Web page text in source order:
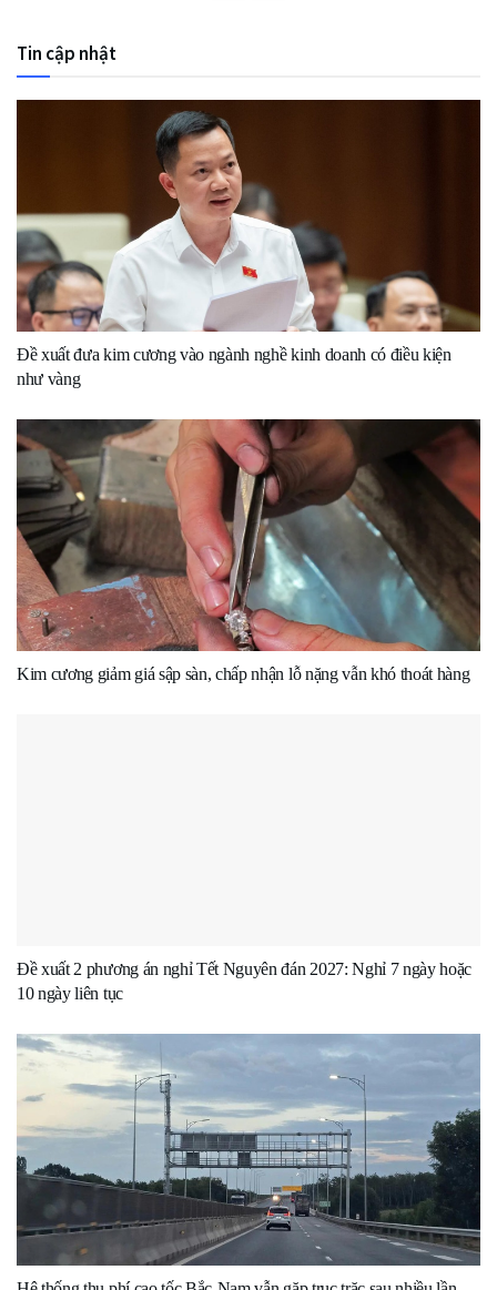
Tin cập nhật
Đề xuất đưa kim cương vào ngành nghề kinh doanh có điều kiện
như vàng
Kim cương giảm giá sập sàn, chấp nhận lỗ nặng vẫn khó thoát hàng
Đề xuất 2 phương án nghỉ Tết Nguyên đán 2027: Nghỉ 7 ngày hoặc
10 ngày liên tục